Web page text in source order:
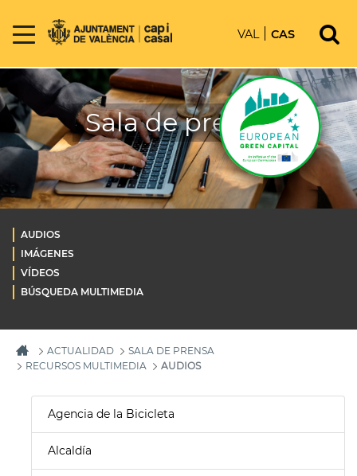
VAL CAS
Sala de prensa
AUDIOS
IMÁGENES
VÍDEOS
BÚSQUEDA MULTIMEDIA
ACTUALIDAD
SALA DE PRENSA
RECURSOS MULTIMEDIA
AUDIOS
Agencia de la Bicicleta
Alcaldía